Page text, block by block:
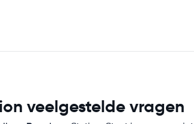
veelgestelde vragen